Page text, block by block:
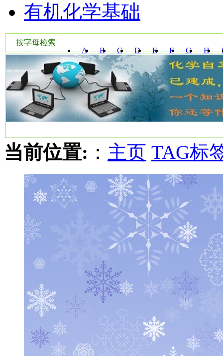
有机化学基础
按字母检索
A
B C D E F G H
W Y
当前位置: ： 主页 TAG标